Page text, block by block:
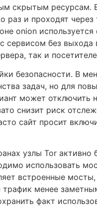
скрытым ресурсам.
и проходят через
onion
сервисом без
так и
безопасности. В
задач, но для
может отключить
снизит риск
сайт просит
узлы Tor
использовать
встроенные
менее
факт